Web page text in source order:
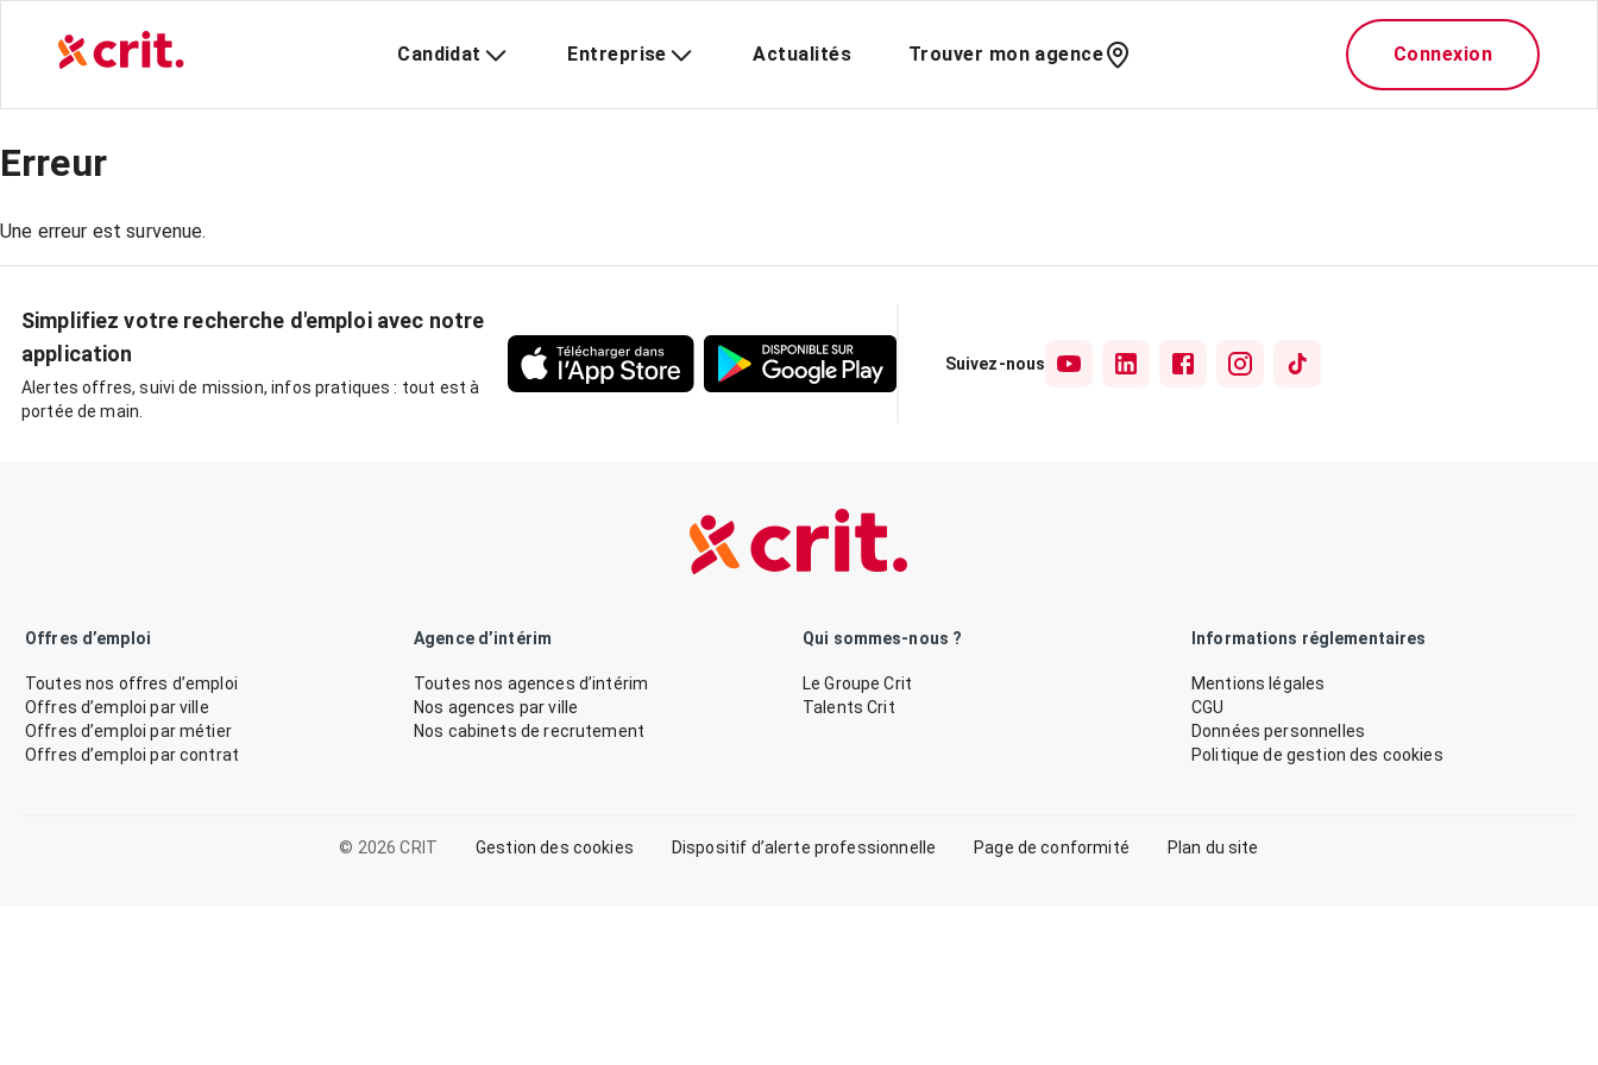
Candidat Entreprise Actualités Trouver mon agence Connexion
Erreur
Une erreur est survenue.
Simplifiez votre recherche d'emploi avec notre
application
Alertes offres, suivi de mission, infos pratiques : tout est à
portée de main.
Suivez-nous
Offres d’emploi
Toutes nos offres d’emploi
Offres d’emploi par ville
Offres d’emploi par métier
Offres d’emploi par contrat
Agence d’intérim
Toutes nos agences d’intérim
Nos agences par ville
Nos cabinets de recrutement
Qui sommes-nous ?
Le Groupe Crit
Talents Crit
Informations réglementaires
Mentions légales
CGU
Données personnelles
Politique de gestion des cookies
© 2026 CRIT Gestion des cookies Dispositif d’alerte professionnelle Page de conformité Plan du site